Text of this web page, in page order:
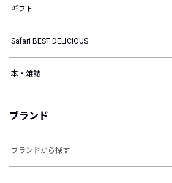
ギフト
Safari BEST DELICIOUS
本・雑誌
ブランド
ブランドから探す